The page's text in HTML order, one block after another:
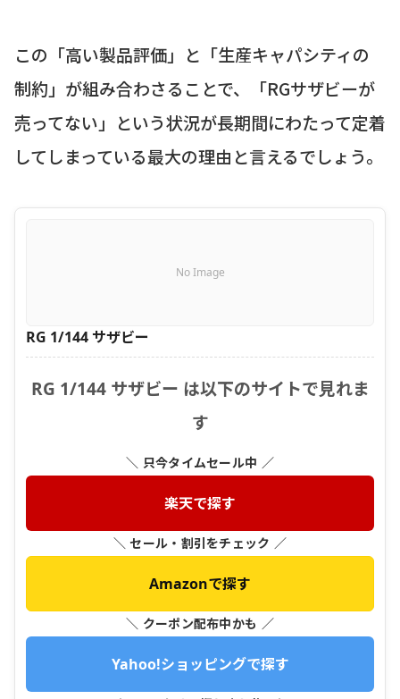
この「高い製品評価」と「生産キャパシティの
制約」が組み合わさることで、「RGサザビーが
売ってない」という状況が長期間にわたって定着
してしまっている最大の理由と言えるでしょう。
No Image
RG 1/144 サザビー
RG 1/144 サザビー は以下のサイトで見れま
す
＼ 只今タイムセール中 ／
楽天で探す
＼ セール・割引をチェック ／
Amazonで探す
＼ クーポン配布中かも ／
Yahoo!ショッピングで探す